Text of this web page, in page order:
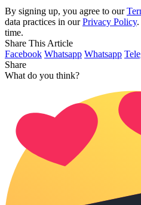
By signing up, you agree to our
data practices in ourPrivacy Policy.
time.
Share This Article
Facebook Whatsapp Whatsapp
Share
What do you think?